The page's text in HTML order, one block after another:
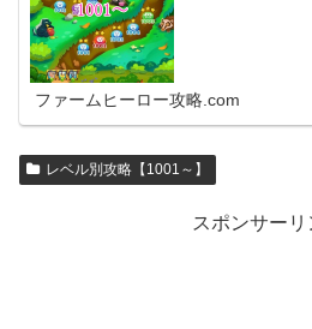
ファームヒーロー攻略.com
レベル別攻略【1001～】
スポンサーリ